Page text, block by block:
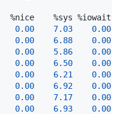
0.00 7.03
0.00
0.00 6.88
0.00
0.00 5.86
0.00
0.00 6.50
0.00
0.00 6.21
0.00
0.00 6.92
0.00
0.00 7.17
0.00
0.00 6.93
0.00